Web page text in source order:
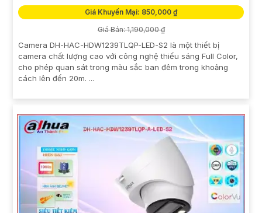
Giá Khuyến Mại: 850,000 ₫
Giá Bán: 1,190,000 ₫
Camera DH-HAC-HDW1239TLQP-LED-S2 là một thiết bị
camera chất lượng cao với công nghệ thiếu sáng Full Color,
cho phép quan sát trong màu sắc ban đêm trong khoảng
cách lên đến 20m. ...